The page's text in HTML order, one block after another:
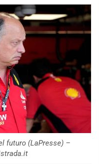
futuro (LaPresse) –